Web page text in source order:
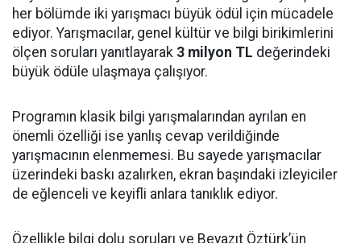
her bölümde iki yarışmacı büyük ödül için mücadele
ediyor. Yarışmacılar, genel kültür ve bilgi birikimlerini
ölçen soruları yanıtlayarak 3 milyon TL değerindeki
büyük ödüle ulaşmaya çalışıyor.
Programın klasik bilgi yarışmalarından ayrılan en
önemli özelliği ise yanlış cevap verildiğinde
yarışmacının elenmemesi. Bu sayede yarışmacılar
üzerindeki baskı azalırken, ekran başındaki izleyiciler
de eğlenceli ve keyifli anlara tanıklık ediyor.
Özellikle bilgi dolu soruları ve Beyazıt Öztürk’ün